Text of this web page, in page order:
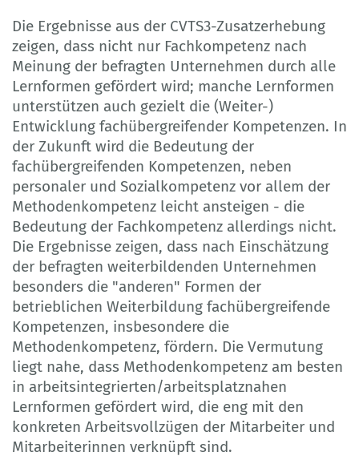
Die Ergebnisse aus der CVTS3-Zusatzerhebung
zeigen, dass nicht nur Fachkompetenz nach
Meinung der befragten Unternehmen durch alle
Lernformen gefördert wird; manche Lernformen
unterstützen auch gezielt die (Weiter-)
Entwicklung fachübergreifender Kompetenzen. In
der Zukunft wird die Bedeutung der
fachübergreifenden Kompetenzen, neben
personaler und Sozialkompetenz vor allem der
Methodenkompetenz leicht ansteigen - die
Bedeutung der Fachkompetenz allerdings nicht.
Die Ergebnisse zeigen, dass nach Einschätzung
der befragten weiterbildenden Unternehmen
besonders die "anderen" Formen der
betrieblichen Weiterbildung fachübergreifende
Kompetenzen, insbesondere die
Methodenkompetenz, fördern. Die Vermutung
liegt nahe, dass Methodenkompetenz am besten
in arbeitsintegrierten/arbeitsplatznahen
Lernformen gefördert wird, die eng mit den
konkreten Arbeitsvollzügen der Mitarbeiter und
Mitarbeiterinnen verknüpft sind.